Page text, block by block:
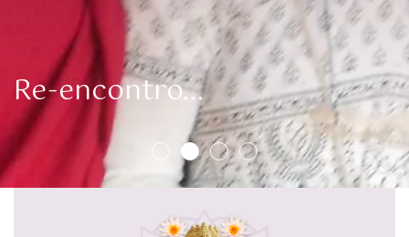
Re-encontro...